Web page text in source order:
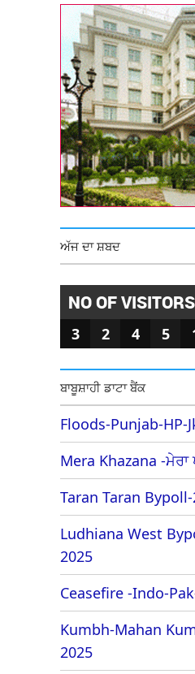
ਅੱਜ ਦਾ ਸ਼ਬਦ
NO OF VISITORS
3 2 4 5
ਬਾਬੂਸ਼ਾਹੀ ਡਾਟਾ ਬੈਂਕ
Floods-Punjab-HP-
Mera Khazana -ਮੇਰਾ
Taran Taran
Ludhiana West
2025
Ceasefire -Indo-
Kumbh-Mahan
2025